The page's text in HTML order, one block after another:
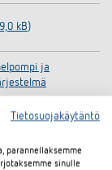
kB)
ja
Tietosuojakäytäntö
parannellaksemme
sinulle